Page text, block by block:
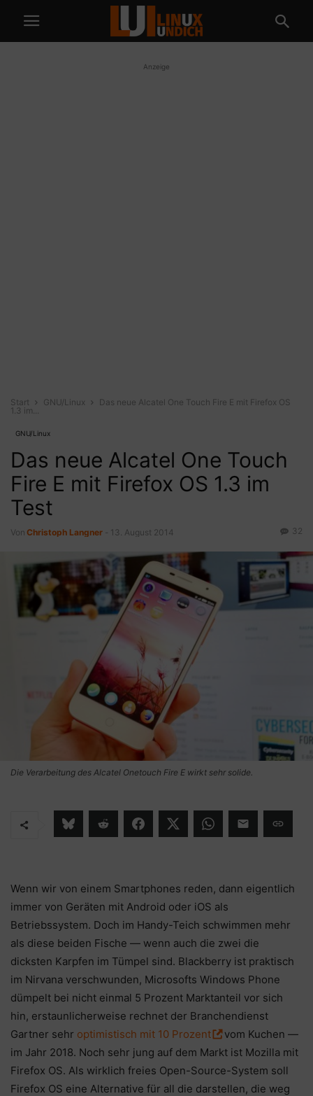
Anzeige
Start GNU/Linux
Das neue Alcatel One Touch Fire E mit Firefox OS
1.3 im...
GNU/Linux
Das neue Alcatel One Touch
Fire E mit Firefox OS 1.3 im
Test
Von Christoph Langner 13. August 2014 32
Die Verarbeitung des Alcatel Onetouch Fire E wirkt sehr solide.
Wenn wir von einem Smartphones reden, dann eigentlich
immer von Geräten mit Android oder iOS als
Betriebssystem. Doch im Handy-Teich schwimmen mehr
als diese beiden Fische — wenn auch die zwei die
dicksten Karpfen im Tümpel sind. Blackberry ist praktisch
im Nirvana verschwunden, Microsofts Windows Phone
dümpelt bei nicht einmal 5 Prozent Marktanteil vor sich
hin, erstaunlicherweise rechnet der Branchendienst
Gartner sehr optimistisch mit 10 Prozent
vom Kuchen —
im Jahr 2018. Noch sehr jung auf dem Markt ist Mozilla mit
Firefox OS. Als wirklich freies Open-Source-System soll
Firefox OS eine Alternative für all die darstellen, die weg